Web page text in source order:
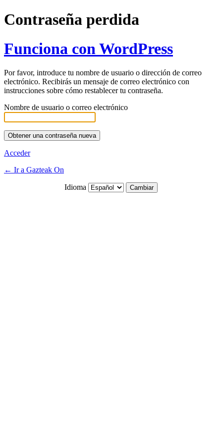
Contraseña perdida
Funciona con WordPress
Por favor, introduce tu nombre de usuario o dirección de correo
electrónico. Recibirás un mensaje de correo electrónico con
instrucciones sobre cómo restablecer tu contraseña.
Nombre de usuario o correo electrónico
Acceder
← Ir a Gazteak On
Idioma